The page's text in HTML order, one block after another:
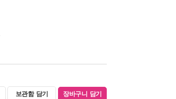
보관함 담기 장바구니 담기